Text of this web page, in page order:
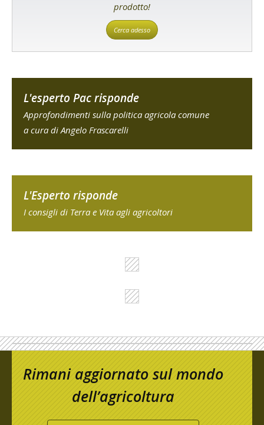
prodotto!
Cerca adesso
L'esperto Pac risponde
Approfondimenti sulla politica agricola comune
a cura di Angelo Frascarelli
L'Esperto risponde
I consigli di Terra e Vita agli agricoltori
Rimani aggiornato sul mondo
dell’agricoltura